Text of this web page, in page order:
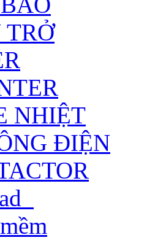
TRỞ
NHIỆT
ĐIỆN